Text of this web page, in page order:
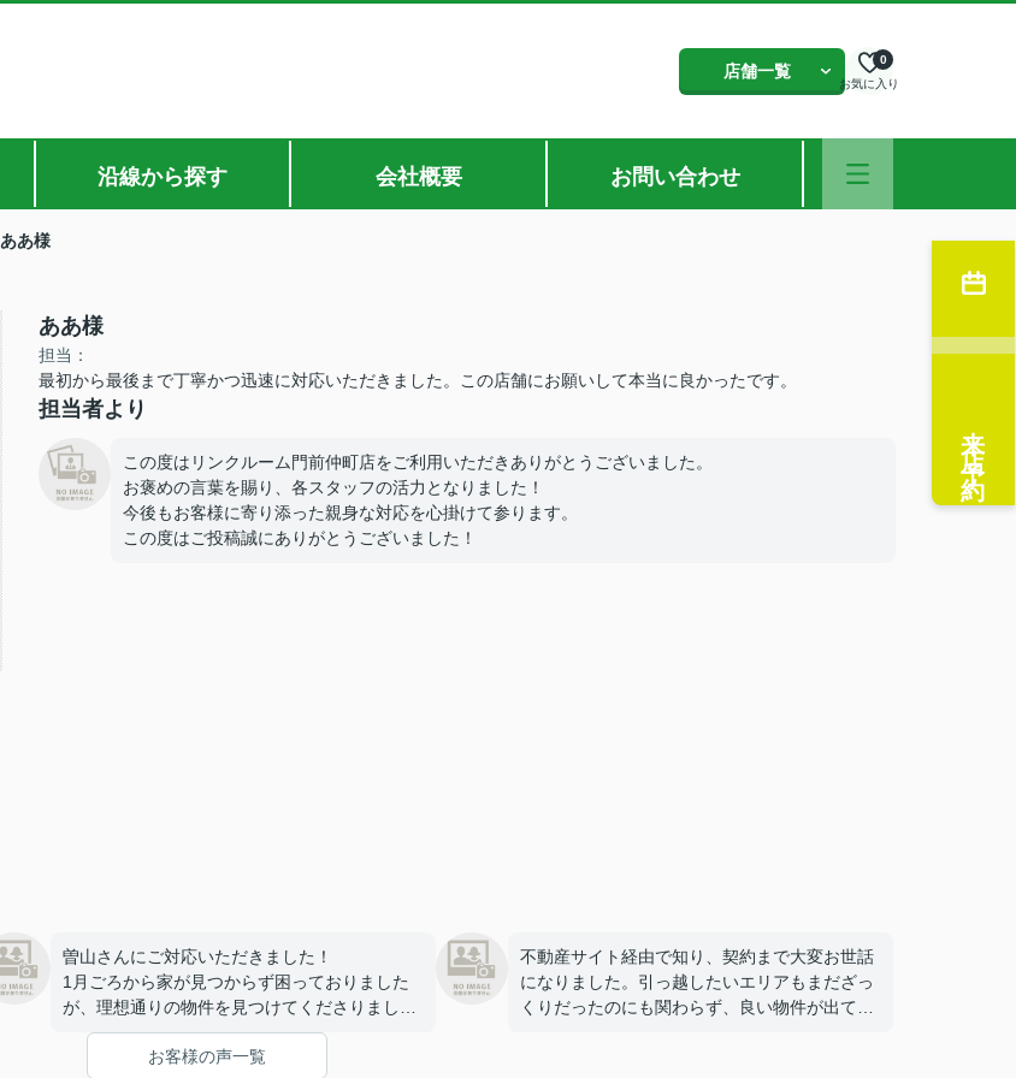
店舗一覧
お気に入り
0
沿線から探す 会社概要 お問い合わせ
ああ様
ああ様
担当：
最初から最後まで丁寧かつ迅速に対応いただきました。この店舗にお願いして本当に良かったです。
担当者より
この度はリンクルーム門前仲町店をご利用いただきありがとうございました。
お褒めの言葉を賜り、各スタッフの活力となりました！
今後もお客様に寄り添った親身な対応を心掛けて参ります。
この度はご投稿誠にありがとうございました！
曽山さんにご対応いただきました！
1月ごろから家が見つからず困っておりました
が、理想通りの物件を見つけてくださりまし
た…！
最後の鍵の受け渡し以外は、全てオンラインや
不動産サイト経由で知り、契約まで大変お世話
になりました。引っ越したいエリアもまだざっ
くりだったのにも関わらず、良い物件が出てき
お客様の声一覧
来店予約